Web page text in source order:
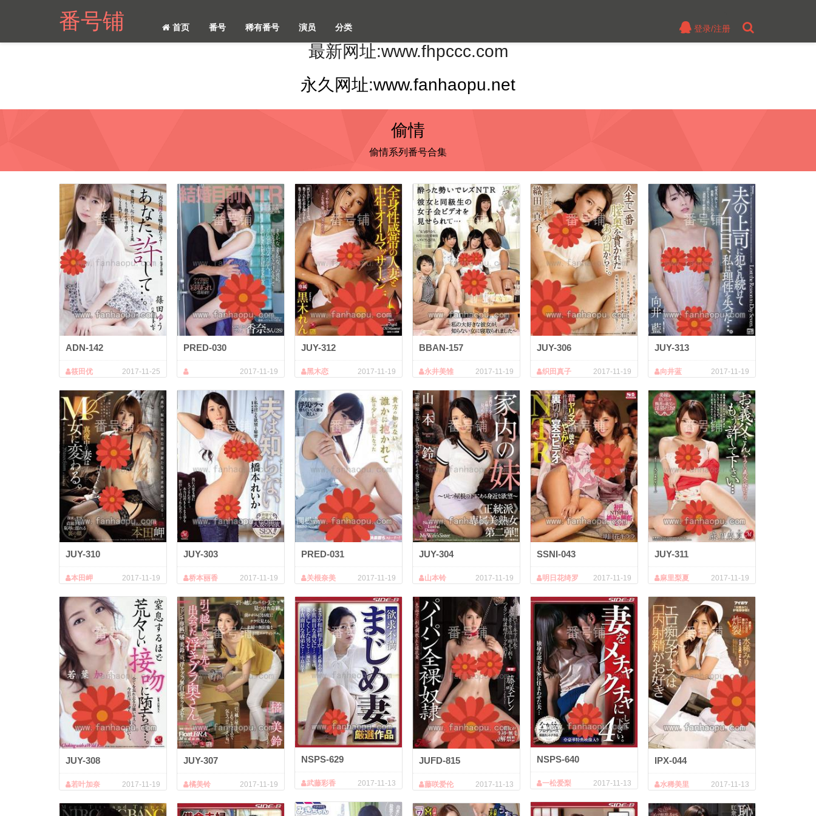
番号铺 首页 番号 稀有番号 演员 分类 登录/注册
最新网址:www.fhpccc.com
永久网址:www.fanhaopu.net
偷情
偷情系列番号合集
ADN-142
2017-11-25
筱田优
PRED-030
2017-11-19
JUY-312
2017-11-19
黑木恋
BBAN-157
2017-11-19
永井美雏
JUY-306
2017-11-19
织田真子
JUY-313
2017-11-19
向井蓝
JUY-310
2017-11-19
本田岬
JUY-303
2017-11-19
桥本丽香
PRED-031
2017-11-19
关根奈美
JUY-304
2017-11-19
山本铃
SSNI-043
2017-11-19
明日花绮罗
JUY-311
2017-11-19
麻里梨夏
JUY-308
2017-11-19
若叶加奈
JUY-307
2017-11-19
橘美铃
NSPS-629
2017-11-13
武藤彩香
JUFD-815
2017-11-13
藤咲爱伦
NSPS-640
2017-11-13
一松爱梨
IPX-044
2017-11-13
水稀美里